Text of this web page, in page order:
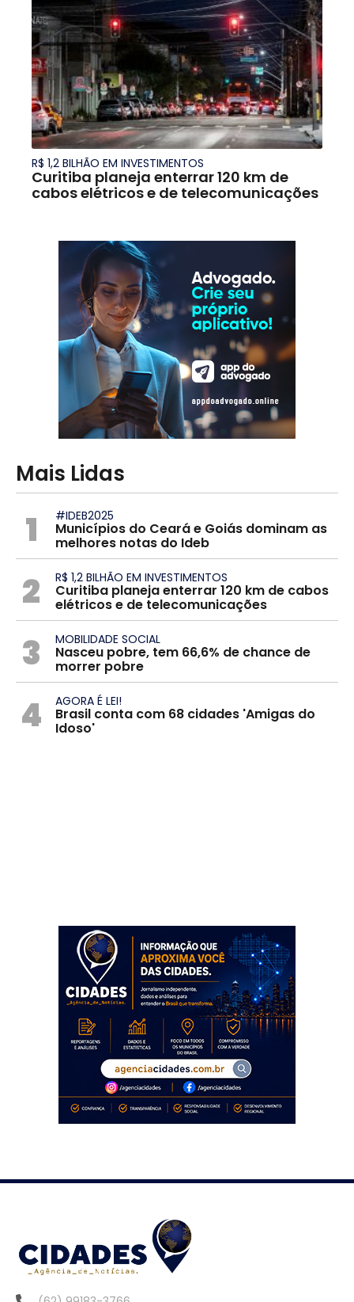
R$ 1,2 BILHÃO EM INVESTIMENTOS
Curitiba planeja enterrar 120 km de
cabos elétricos e de telecomunicações
Mais Lidas
1 #IDEB2025
Municípios do Ceará e Goiás dominam as
melhores notas do Ideb
2 R$ 1,2 BILHÃO EM INVESTIMENTOS
Curitiba planeja enterrar 120 km de cabos
elétricos e de telecomunicações
3 MOBILIDADE SOCIAL
Nasceu pobre, tem 66,6% de chance de
morrer pobre
4 AGORA É LEI!
Brasil conta com 68 cidades 'Amigas do
Idoso'